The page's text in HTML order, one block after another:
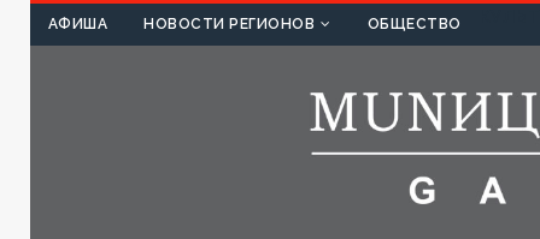
АФИША НОВОСТИ РЕГИОНОВ ОБЩЕСТВО